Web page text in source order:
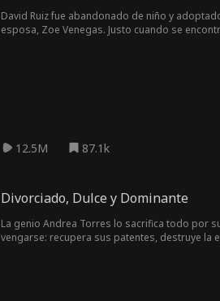
David Ruiz fue abandonado de niño y
esposa, Zoe Venegas. Justo cuando se
12.5M 87.1k
Divorciado, Dulce y Dominante
La genio Andrea Torres lo sacrifica todo por
vengarse: recupera sus patentes, destruye la